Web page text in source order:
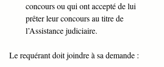
concours ou qui ont accepté de lui
prêter leur concours au titre de
l’Assistance judiciaire.
Le requérant doit joindre à sa demande :